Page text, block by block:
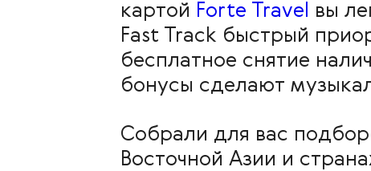
картой Forte Travel
вы
Fast Track быстрый
бесплатное снятие
бонусы сделают
Собрали для вас
Восточной Азии и